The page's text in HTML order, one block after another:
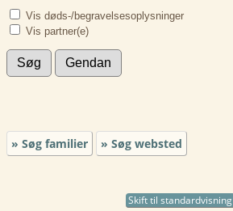
Vis døds-/begravelsesoplysninger
Vis partner(e)
» Søg familier » Søg websted
Skift til standardvisning